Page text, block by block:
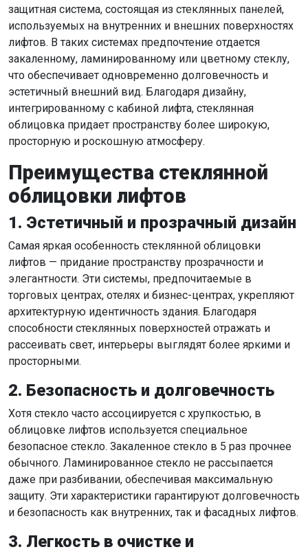
защитная система, состоящая из стеклянных панелей,
используемых на внутренних и внешних поверхностях
лифтов. В таких системах предпочтение отдается
закаленному, ламинированному или цветному стеклу,
что обеспечивает одновременно долговечность и
эстетичный внешний вид. Благодаря дизайну,
интегрированному с кабиной лифта, стеклянная
облицовка придает пространству более широкую,
просторную и роскошную атмосферу.
Преимущества стеклянной
облицовки лифтов
1. Эстетичный и прозрачный дизайн
Самая яркая особенность стеклянной облицовки
лифтов — придание пространству прозрачности и
элегантности. Эти системы, предпочитаемые в
торговых центрах, отелях и бизнес-центрах, укрепляют
архитектурную идентичность здания. Благодаря
способности стеклянных поверхностей отражать и
рассеивать свет, интерьеры выглядят более яркими и
просторными.
2. Безопасность и долговечность
Хотя стекло часто ассоциируется с хрупкостью, в
облицовке лифтов используется специальное
безопасное стекло. Закаленное стекло в 5 раз прочнее
обычного. Ламинированное стекло не рассыпается
даже при разбивании, обеспечивая максимальную
защиту. Эти характеристики гарантируют долговечность
и безопасность как внутренних, так и фасадных лифтов.
3. Легкость в очистке и